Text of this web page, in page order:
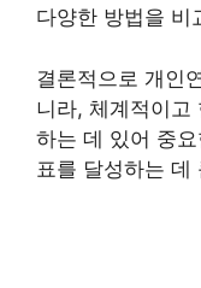
다양한 방법을 비
결론적으로 개인
니라, 체계적이고
하는 데 있어 중
표를 달성하는 데